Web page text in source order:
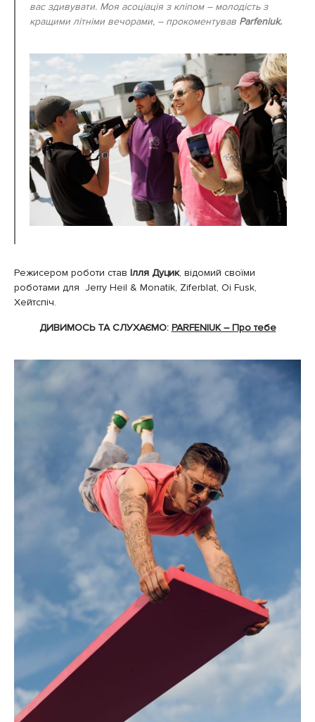
вас здивувати. Моя асоціація з кліпом – молодість з
кращими літніми вечорами, – прокоментував Parfeniuk.
Режисером роботи став Ілля Дуцик, відомий своїми
роботами для Jerry Heil & Monatik, Ziferblat, Oi Fusk,
Хейтспіч.
ДИВИМОСЬ ТА СЛУХАЄМО: PARFENIUK – Про тебе